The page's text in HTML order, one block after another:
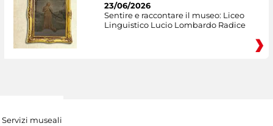
23/06/2026
Sentire e raccontare il museo: Liceo
Linguistico Lucio Lombardo Radice
Servizi museali